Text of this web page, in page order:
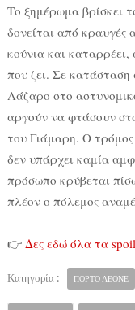
Το ξημέρωμα βρίσκει
δονείται από κραυγές
κούνια και
που ζει. Σε
Λάζαρο στο
αργούν να φτάσουν
του Γιάμαρη. Ο
δεν υπάρχει καμία
πρόσωπο κρύβεται
πλέον ο πόλεμος
👉 Δες εδώ όλα τα
Κατηγορία : ΠΟΡΤΟ ΛΕΟΝΕ